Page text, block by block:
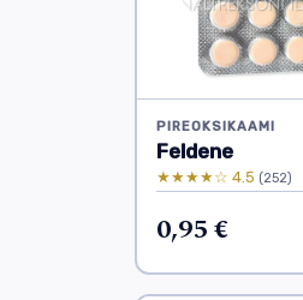
PIREOKSIKAAMI
Feldene
★★★★☆ 4.5 (252)
0,95 €